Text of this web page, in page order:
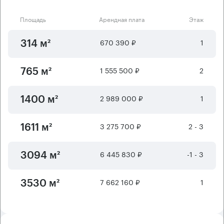
Площадь Арендная плата Этаж
314 м² 670 390 ₽ 1
765 м² 1 555 500 ₽ 2
1400 м² 2 989 000 ₽ 1
1611 м² 3 275 700 ₽ 2 - 3
3094 м² 6 445 830 ₽ -1 - 3
3530 м² 7 662 160 ₽ 1